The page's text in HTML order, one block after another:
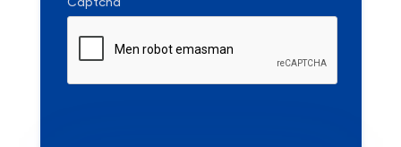
Captcha